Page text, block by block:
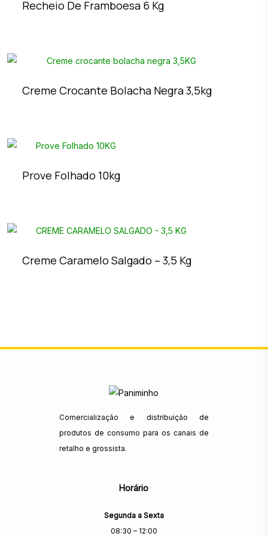
Recheio De Framboesa 6 Kg
Creme Crocante Bolacha Negra 3,5kg
Prove Folhado 10kg
Creme Caramelo Salgado – 3,5 Kg
Comercialização e distribuição de
produtos de consumo para os canais de
retalho e grossista.
Horário
Segunda a Sexta
08:30 – 12:00